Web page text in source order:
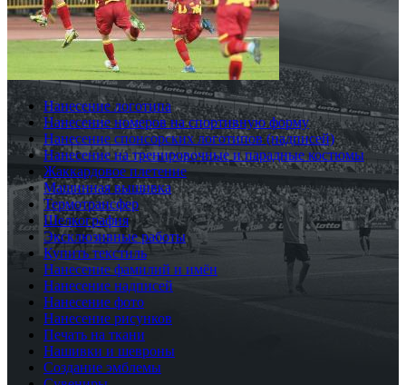
Нанесение логотипа
Нанесение номеров на спортивную форму
Нанесение спонсорских логотипов (надписей)
Нанесение на тренировочные и парадные костюмы
Жаккардовое плетение
Машинная вышивка
Термотрансфер
Шелкография
Эксклюзивные работы
Купить текстиль
Нанесение фамилий и имён
Нанесение надписей
Нанесение фото
Нанесение рисунков
Печать на ткани
Нашивки и шевроны
Создание эмблемы